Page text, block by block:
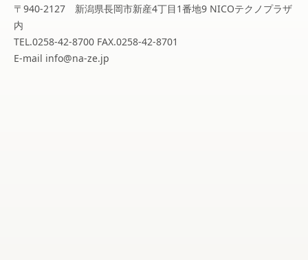
〒940-2127 新潟県長岡市新産4丁目1番地9 NICOテクノプラザ
内
TEL.0258-42-8700 FAX.0258-42-8701
E-mail info@na-ze.jp